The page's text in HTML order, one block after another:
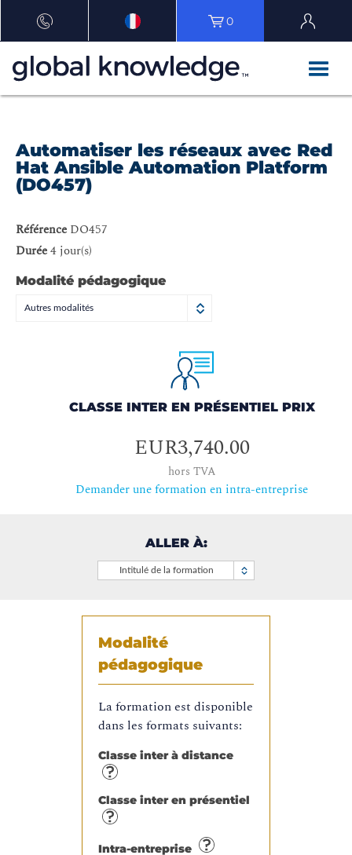
0
Automatiser les réseaux avec Red
Hat Ansible Automation Platform
(DO457)
Référence DO457
Durée4 jour(s)
Modalité pédagogique
Autres modalités
CLASSE INTER EN PRÉSENTIEL PRIX
EUR3,740.00
hors TVA
Demander une formation en intra-entreprise
ALLER À:
Intitulé de la formation
Modalité
pédagogique
La formation est disponible
dans les formats suivants:
Classe inter à distance
Classe inter en présentiel
Intra-entreprise